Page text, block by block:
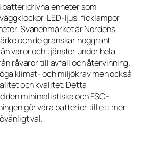
batteridrivna enheter som
LED-ljus, ficklampor
Svanenmärket är Nordens
och de granskar noggrant
varor och tjänster under hela
råvaror till avfall och återvinning.
klimat- och miljökrav men också
och kvalitet. Detta
den minimalistiska och FSC-
gör våra batterier till ett mer
val.